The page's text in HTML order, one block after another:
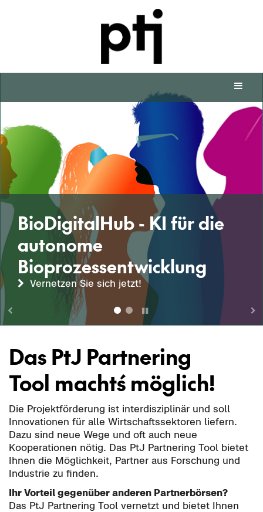
BioDigitalHub - KI für die
autonome
Bioprozessentwicklung
Vernetzen Sie sich jetzt!
Hier geht´s zur Suche!
Das PtJ Partnering
Tool macht´s möglich!
Die Projektförderung ist interdisziplinär und soll
Innovationen für alle Wirtschaftssektoren liefern.
Dazu sind neue Wege und oft auch neue
Kooperationen nötig. Das PtJ Partnering Tool bietet
Ihnen die Möglichkeit, Partner aus Forschung und
Industrie zu finden.
Ihr Vorteil gegenüber anderen Partnerbörsen?
Das PtJ Partnering Tool vernetzt und bietet Ihnen